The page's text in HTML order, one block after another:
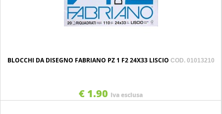
BLOCCHI DA DISEGNO FABRIANO PZ 1 F2 24X33 LISCIO COD. 01013210
€ 1.90 Iva esclusa